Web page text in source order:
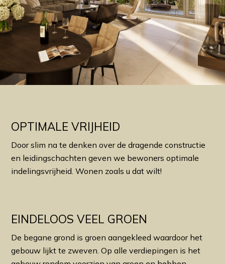
OPTIMALE VRIJHEID
Door slim na te denken over de dragende constructie
en leidingschachten geven we bewoners optimale
indelingsvrijheid. Wonen zoals u dat wilt!
EINDELOOS VEEL GROEN
De begane grond is groen aangekleed waardoor het
gebouw lijkt te zweven. Op alle verdiepingen is het